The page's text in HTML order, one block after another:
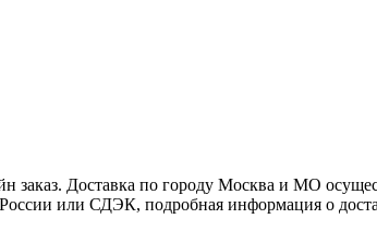
Доставка по городу Москва и МО
России или СДЭК, подробная информация о